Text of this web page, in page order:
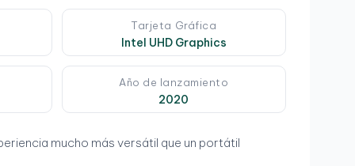
Tarjeta Gráfica
Intel UHD Graphics
Año de lanzamiento
2020
mucho más versátil que un portátil